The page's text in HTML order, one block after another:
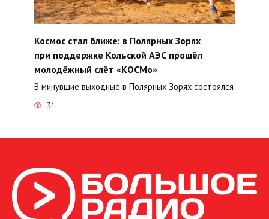
Космос стал ближе: в Полярных Зорях
при поддержке Кольской АЭС прошёл
молодёжный слёт «КОСМо»
В минувшие выходные в Полярных Зорях состоялся
31